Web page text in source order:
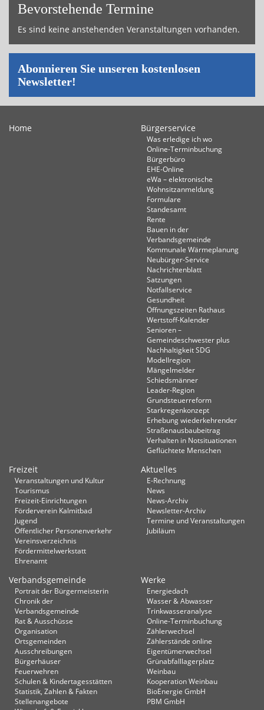
Bevor­ste­hende Termine
Es sind keine anstehenden Veranstaltungen vorhanden.
Abonnieren Sie unseren kostenlosen
Newsletter!
Home Bürgerservice
Was erledige ich wo
Online-Terminbuchung
Bürgerbüro
EHE-Online
eWa – elektronische
Wohnsitzanmeldung
Formulare
Standesamt
Rente
Bauen in der
Verbandsgemeinde
Kommunale Wärmeplanung
Neubürger-Service
Nachrichtenblatt
Satzungen
Notfallservice
Gesundheit
Öffnungszeiten Rathaus
Wertstoff-Kalender
Senioren –
Gemeindeschwester plus
Nachhaltigkeit SDG
Modellregion
Mängelmelder
Schiedsmänner
Leader-Region
Grundsteuerreform
Starkregenkonzept
Erhebung wiederkehrender
Straßenausbaubeitrag
Verhalten in Not­situationen
Geflüchtete Menschen
Freizeit
Veranstaltungen und Kultur
Tourismus
Freizeit-Einrichtungen
Förderverein Kalmitbad
Jugend
Öffentlicher Personenverkehr
Vereinsverzeichnis
Fördermittelwerkstatt
Ehrenamt
Aktuelles
E-Rechnung
News
News-Archiv
Newsletter-Archiv
Termine und Veranstaltungen
Jubiläum
Verbandsgemeinde
Portrait der Bürgermeisterin
Chronik der
Verbandsgemeinde
Rat & Ausschüsse
Organisation
Ortsgemeinden
Ausschreibungen
Bürgerhäuser
Feuerwehren
Schulen & Kindertagesstätten
Statistik, Zahlen & Fakten
Stellenangebote
Werke
Energiedach
Wasser & Abwasser
Trinkwasseranalyse
Online-Terminbuchung
Zählerwechsel
Zählerstände online
Eigentümerwechsel
Grünabfalllagerplatz
Weinbau
Kooperation Weinbau
BioEnergie GmbH
PBM GmbH